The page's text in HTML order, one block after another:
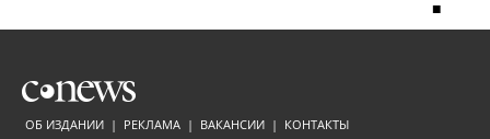
■
ОБ ИЗДАНИИ | РЕКЛАМА | ВАКАНСИИ | КОНТАКТЫ